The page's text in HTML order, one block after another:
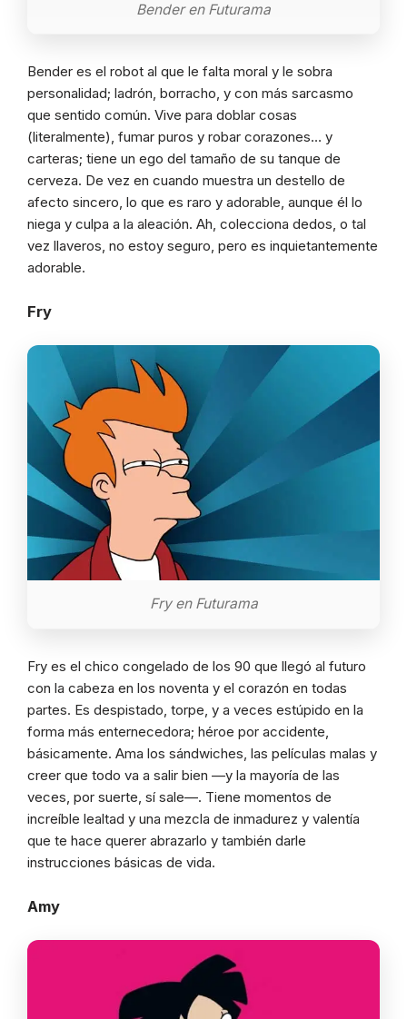
Bender en Futurama
Bender es el robot al que le falta moral y le sobra
personalidad; ladrón, borracho, y con más sarcasmo
que sentido común. Vive para doblar cosas
(literalmente), fumar puros y robar corazones… y
carteras; tiene un ego del tamaño de su tanque de
cerveza. De vez en cuando muestra un destello de
afecto sincero, lo que es raro y adorable, aunque él lo
niega y culpa a la aleación. Ah, colecciona dedos, o tal
vez llaveros, no estoy seguro, pero es inquietantemente
adorable.
Fry
Fry en Futurama
Fry es el chico congelado de los 90 que llegó al futuro
con la cabeza en los noventa y el corazón en todas
partes. Es despistado, torpe, y a veces estúpido en la
forma más enternecedora; héroe por accidente,
básicamente. Ama los sándwiches, las películas malas y
creer que todo va a salir bien —y la mayoría de las
veces, por suerte, sí sale—. Tiene momentos de
increíble lealtad y una mezcla de inmadurez y valentía
que te hace querer abrazarlo y también darle
instrucciones básicas de vida.
Amy